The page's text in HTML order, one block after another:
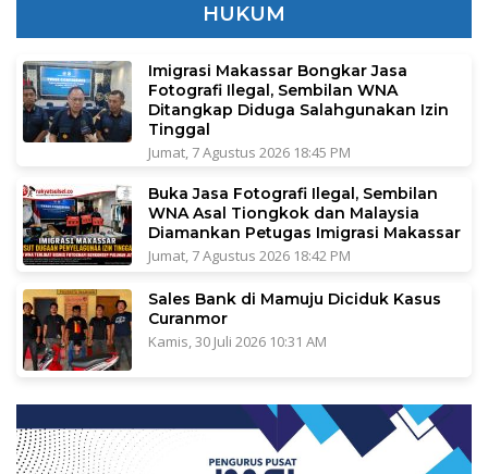
HUKUM
Imigrasi Makassar Bongkar Jasa
Fotografi Ilegal, Sembilan WNA
Ditangkap Diduga Salahgunakan Izin
Tinggal
Jumat, 7 Agustus 2026 18:45 PM
Buka Jasa Fotografi Ilegal, Sembilan
WNA Asal Tiongkok dan Malaysia
Diamankan Petugas Imigrasi Makassar
Jumat, 7 Agustus 2026 18:42 PM
Sales Bank di Mamuju Diciduk Kasus
Curanmor
Kamis, 30 Juli 2026 10:31 AM